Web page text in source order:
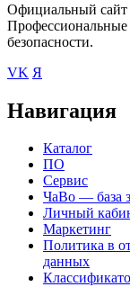
Официальный
безопасности.
VK Я
Навигация
Каталог
ПО
Сервис
ЧаВо — база
Личный
Маркетинг
Политика в
данных